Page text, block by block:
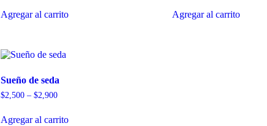
Agregar al carrito Agregar al carrito
Sueño de seda
$2,500 – $2,900
Agregar al carrito